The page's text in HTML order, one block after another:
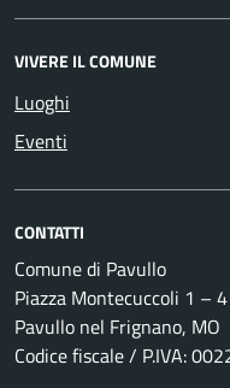
VIVERE IL COMUNE
Luoghi
Eventi
CONTATTI
Comune di Pavullo
Piazza Montecuccoli 1 –
Pavullo nel Frignano, MO
Codice fiscale / P.IVA: